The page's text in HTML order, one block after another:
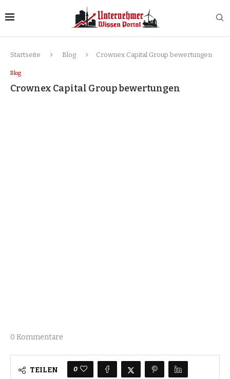
Startseite Blog Crownex Capital Group bewertungen
Blog
Crownex Capital Group bewertungen
0 Kommentare
TEILEN 0